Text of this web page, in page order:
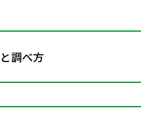
調べ方